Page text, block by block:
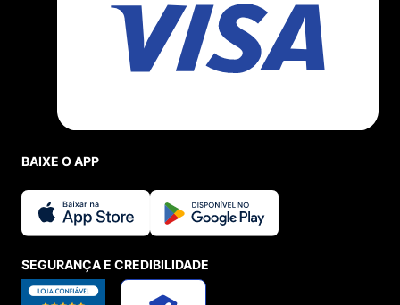
BAIXE O APP
SEGURANÇA E CREDIBILIDADE